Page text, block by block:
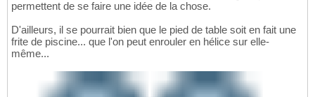
permettent de se faire une idée de la chose.
D'ailleurs, il se pourrait bien que le pied de table soit en fait une
frite de piscine... que l'on peut enrouler en hélice sur elle-
même...